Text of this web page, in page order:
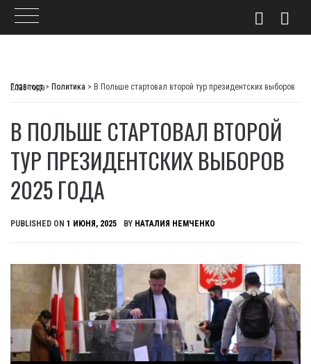
Главпост> Политика >
В Польше стартовал второй тур президентских выборов 2025 года
В ПОЛЬШЕ СТАРТОВАЛ ВТОРОЙ
ТУР ПРЕЗИДЕНТСКИХ ВЫБОРОВ
2025 ГОДА
PUBLISHED ON 1 ИЮНЯ, 2025 BY НАТАЛИЯ НЕМЧЕНКО